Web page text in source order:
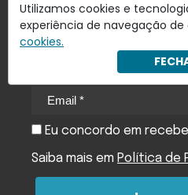
Utilizamos cookies e
experiência de navegação
cookies.
Quer receber notícias do
e-mail?
Assine nossa newsletter e
Eu concordo em
Saiba mais em Política de